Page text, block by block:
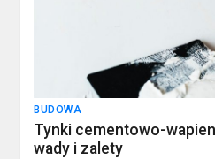
BUDOWA
Tynki cementowo-
wady i zalety